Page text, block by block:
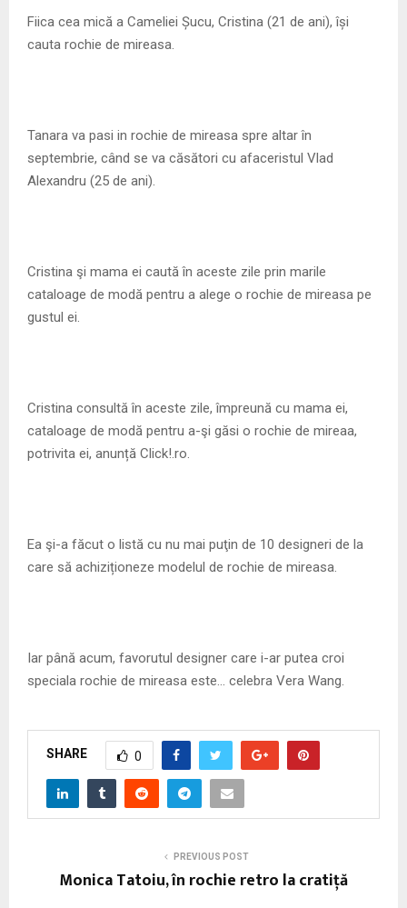
E
Fiica cea mică a Cameliei Șucu, Cristina (21 de ani), își
cauta rochie de mireasa.
Tanara va pasi in rochie de mireasa spre altar în
septembrie, când se va căsători cu afaceristul Vlad
Alexandru (25 de ani).
Cristina şi mama ei caută în aceste zile prin marile
cataloage de modă pentru a alege o rochie de mireasa pe
gustul ei.
Cristina consultă în aceste zile, împreună cu mama ei,
cataloage de modă pentru a-şi găsi o rochie de mireaa,
potrivita ei, anunță Click!.ro.
Ea şi-a făcut o listă cu nu mai puţin de 10 designeri de la
care să achiziționeze modelul de rochie de mireasa.
Iar până acum, favorutul designer care i-ar putea croi
speciala rochie de mireasa este… celebra Vera Wang.
SHARE 0
PREVIOUS POST
Monica Tatoiu, în rochie retro la cratiță